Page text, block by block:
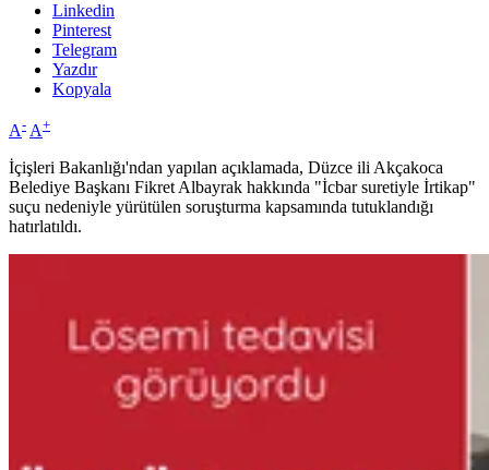
Linkedin
Pinterest
Telegram
Yazdır
Kopyala
A- A+
İçişleri Bakanlığı'ndan yapılan açıklamada, Düzce ili Akçakoca
Belediye Başkanı Fikret Albayrak hakkında "İcbar suretiyle İrtikap"
suçu nedeniyle yürütülen soruşturma kapsamında tutuklandığı
hatırlatıldı.